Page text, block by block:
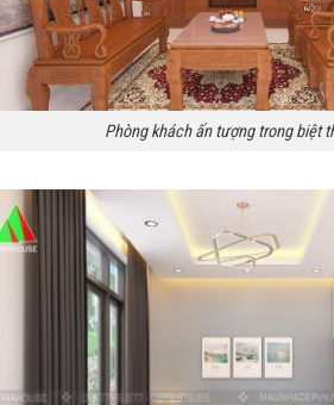
Phòng khách ấn tượng trong biệt